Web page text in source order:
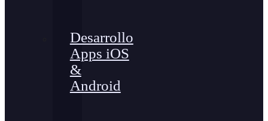
Desarrollo
Apps iOS
&
Android